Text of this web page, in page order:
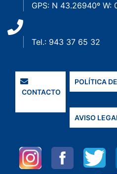
GPS: N 43.26940º W:
Tel.: 943 37 65 32
CONTACTO
POLÍTICA
AVISO